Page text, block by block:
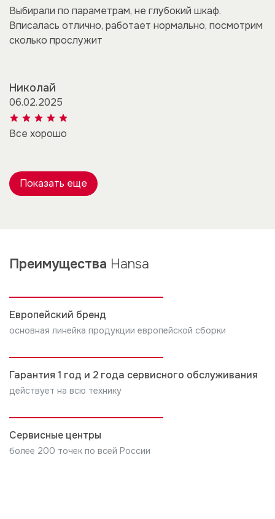
Выбирали по параметрам, не глубокий шкаф.
Вписалась отлично, работает нормально, посмотрим
сколько прослужит
Николай
06.02.2025
Все хорошо
Показать еще
Преимущества Hansa
Европейский бренд
основная линейка продукции европейской сборки
Гарантия 1 год и 2 года сервисного обслуживания
действует на всю технику
Сервисные центры
более 200 точек по всей России